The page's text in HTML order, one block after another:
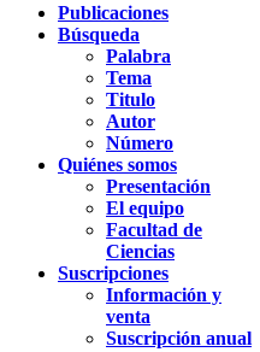
Publicaciones
Búsqueda
Palabra
Tema
Titulo
Autor
Número
Quiénes somos
Presentación
El equipo
Facultad de
Ciencias
Suscripciones
Información y
venta
Suscripción anual